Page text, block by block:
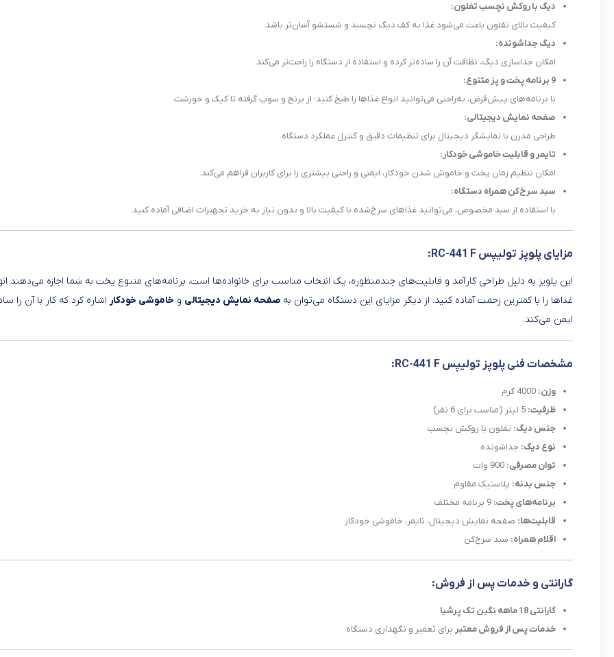
دیگ با روکش نچسب تفلون:
کیفیت بالای تفلون باعث می‌شود غذا به کف دیگ نچسبد و شستشو آسان‌تر باشد.
دیگ جداشونده:
امکان جداسازی دیگ، نظافت آن را ساده‌تر کرده و استفاده از دستگاه را راحت‌تر می‌کند.
9 برنامه پخت و پز متنوع:
با برنامه‌های پیش‌فرض، به‌راحتی می‌توانید انواع غذاها را طبخ کنید؛ از برنج و سوپ گرفته تا کیک و خورشت.
صفحه نمایش دیجیتالی:
طراحی مدرن با نمایشگر دیجیتال برای تنظیمات دقیق و کنترل عملکرد دستگاه.
تایمر و قابلیت خاموشی خودکار:
امکان تنظیم زمان پخت و خاموش شدن خودکار، ایمنی و راحتی بیشتری را برای کاربران فراهم می‌کند.
سبد سرخ‌کن همراه دستگاه:
با استفاده از سبد مخصوص، می‌توانید غذاهای سرخ‌شده با کیفیت بالا و بدون نیاز به خرید تجهیزات اضافی آماده کنید.
مزایای پلوپز تولیپس RC-441 F:
این پلوپز به دلیل طراحی کارآمد و قابلیت‌های چندمنظوره، یک انتخاب مناسب برای خانواده‌ها است. برنامه‌های متنوع پخت به شما اجازه می‌دهند
غذاها را با کمترین زحمت آماده کنید. از دیگر مزایای این دستگاه می‌توان به صفحه نمایش دیجیتالی و خاموشی خودکار اشاره کرد که کار با آن را
ایمن می‌کند.
مشخصات فنی پلوپز تولیپس RC-441 F:
وزن:
ظرفیت:
جنس دیگ: تفلون با روکش نچسب
نوع دیگ: جداشونده
توان مصرفی:
جنس بدنه: پلاستیک مقاوم
برنامه‌های پخت:
قابلیت‌ها: صفحه نمایش دیجیتال، تایمر، خاموشی خودکار
اقلام همراه: سبد سرخ‌کن
گارانتی و خدمات پس از فروش:
گارانتی 18 ماهه نگین تک پرشیا
خدمات پس از فروش معتبر برای تعمیر و نگهداری دستگاه